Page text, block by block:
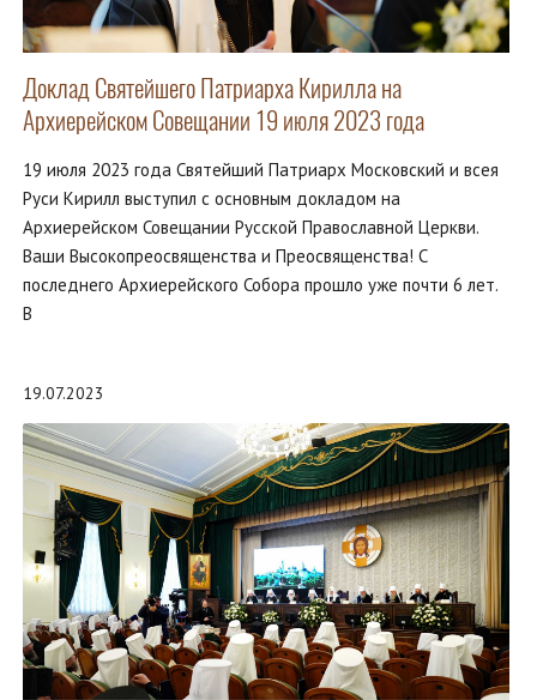
Доклад Святейшего Патриарха Кирилла на
Архиерейском Совещании 19 июля 2023 года
19 июля 2023 года Святейший Патриарх Московский и всея
Руси Кирилл выступил с основным докладом на
Архиерейском Совещании Русской Православной Церкви.
Ваши Высокопреосвященства и Преосвященства! С
последнего Архиерейского Собора прошло уже почти 6 лет.
В
19.07.2023